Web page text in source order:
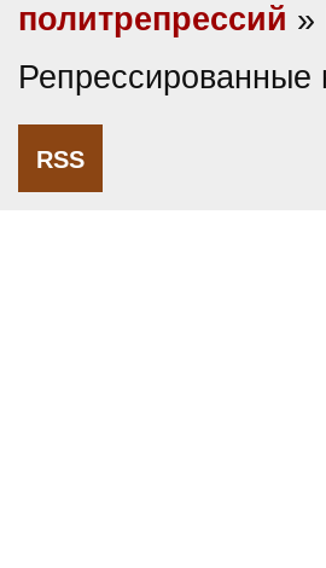
политрепрессий »
RSS